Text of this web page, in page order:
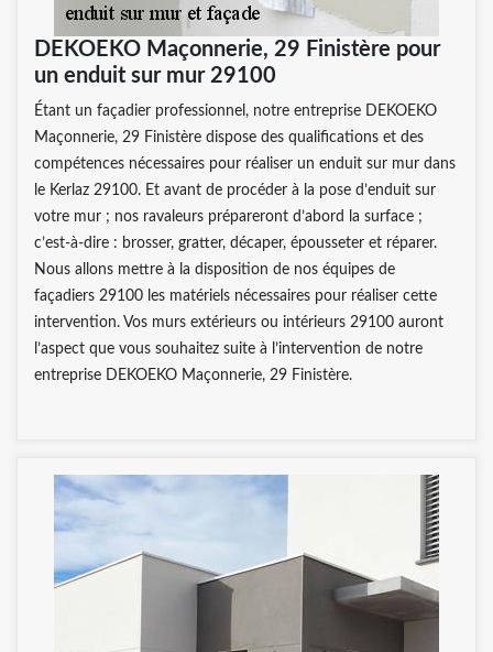
DEKOEKO Maçonnerie, 29 Finistère pour
un enduit sur mur 29100
Étant un façadier professionnel, notre entreprise DEKOEKO
Maçonnerie, 29 Finistère dispose des qualifications et des
compétences nécessaires pour réaliser un enduit sur mur dans
le Kerlaz 29100. Et avant de procéder à la pose d’enduit sur
votre mur ; nos ravaleurs prépareront d’abord la surface ;
c’est-à-dire : brosser, gratter, décaper, épousseter et réparer.
Nous allons mettre à la disposition de nos équipes de
façadiers 29100 les matériels nécessaires pour réaliser cette
intervention. Vos murs extérieurs ou intérieurs 29100 auront
l’aspect que vous souhaitez suite à l’intervention de notre
entreprise DEKOEKO Maçonnerie, 29 Finistère.